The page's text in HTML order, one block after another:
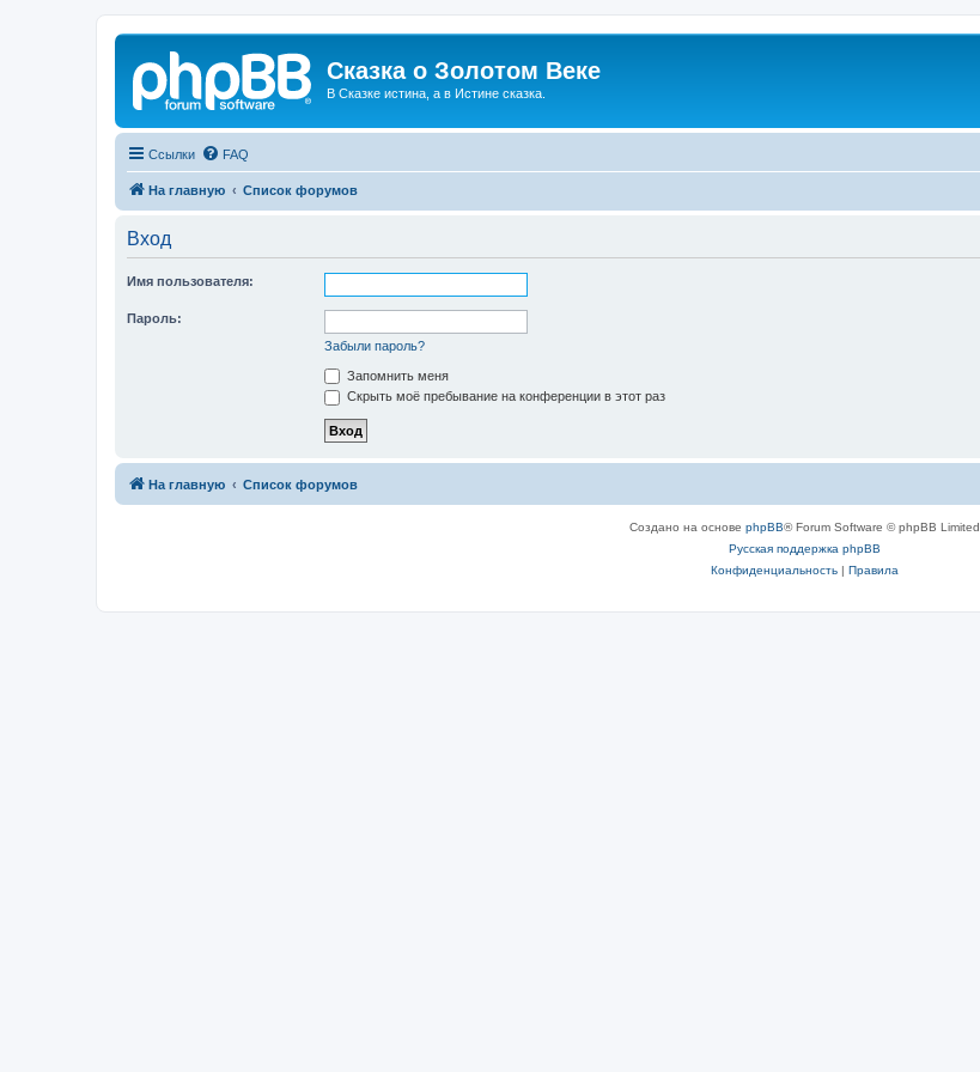
Сказка о Золотом Веке
В Сказке истина, а в Истине сказка.
Ссылки FAQ
На главную Список форумов
Вход
Имя пользователя:
Пароль:
Забыли пароль?
Запомнить меня
Скрыть моё пребывание на конференции в этот раз
На главную Список форумов
Создано на основе phpBB® Forum Software © phpBB Limited
Русская поддержка phpBB
Конфиденциальность| Правила